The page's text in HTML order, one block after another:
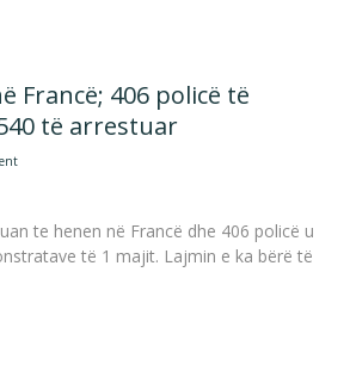
Francë; 406 policë të
të arrestuar
te henen në Francë dhe 406 policë u
të 1 majit. Lajmin e ka bërë të